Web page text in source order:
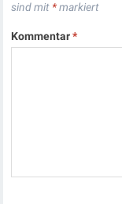
sind mit *markiert
Kommentar*